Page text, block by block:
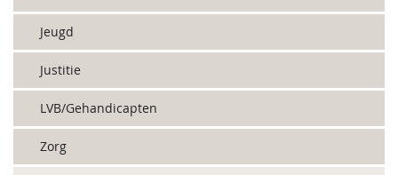
Jeugd
Justitie
LVB/Gehandicapten
Zorg